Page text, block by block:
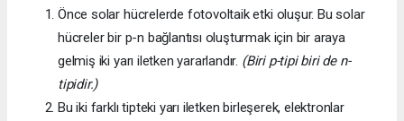
Önce solar hücrelerde fotovoltaik etki oluşur. Bu solar
hücreler bir p-n bağlantısı oluşturmak için bir araya
gelmiş iki yarı iletken yararlandır. (Biri p-tipi biri de n-
tipidir.)
Bu iki farklı tipteki yarı iletken birleşerek, elektronlar